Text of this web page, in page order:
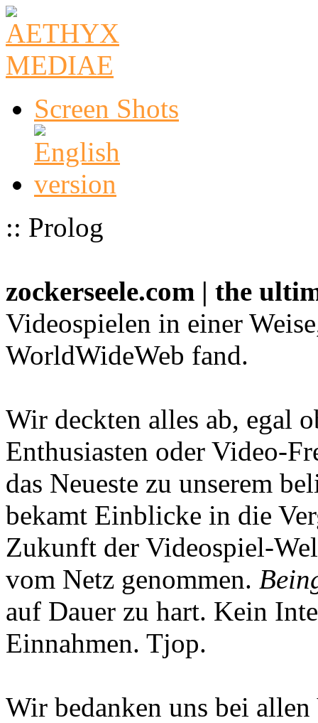
Screen Shots
:: Prolog
zockerseele.com | the
Videospielen in einer
WorldWideWeb fand.
Wir deckten alles ab, egal
Enthusiasten oder Video-
das Neueste zu unserem
bekamt Einblicke in die
Zukunft der Videospiel-
vom Netz genommen.
auf Dauer zu hart. Kein
Einnahmen. Tjop.
Wir bedanken uns bei